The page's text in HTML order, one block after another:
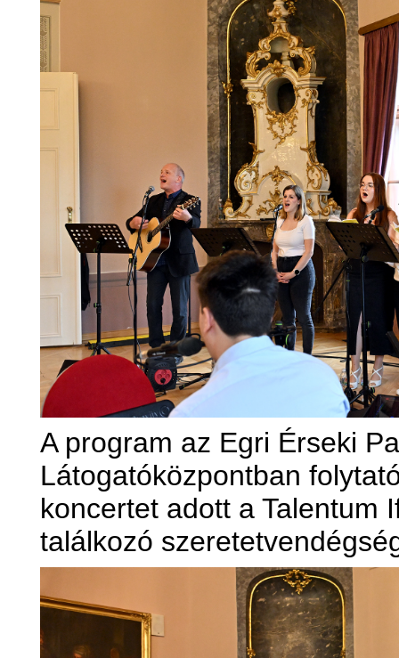
A program az Egri Érseki
Látogatóközpontban
koncertet adott a Talentum
találkozó